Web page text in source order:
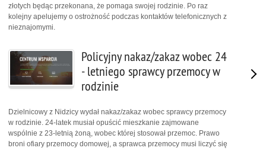
złotych będąc przekonana, że pomaga swojej rodzinie. Po raz
kolejny apelujemy o ostrożność podczas kontaktów telefonicznych z
nieznajomymi.
Policyjny nakaz/zakaz wobec 24
- letniego sprawcy przemocy w
rodzinie
Dzielnicowy z Nidzicy wydał nakaz/zakaz wobec sprawcy przemocy
w rodzinie. 24-latek musiał opuścić mieszkanie zajmowane
wspólnie z 23-letnią żoną, wobec której stosował przemoc. Prawo
broni ofiary przemocy domowej, a sprawca przemocy musi liczyć się